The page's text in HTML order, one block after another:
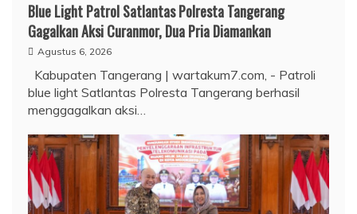
Blue Light Patrol Satlantas Polresta Tangerang
Gagalkan Aksi Curanmor, Dua Pria Diamankan
Agustus 6, 2026
Kabupaten Tangerang | wartakum7.com, - Patroli
blue light Satlantas Polresta Tangerang berhasil
menggagalkan aksi…